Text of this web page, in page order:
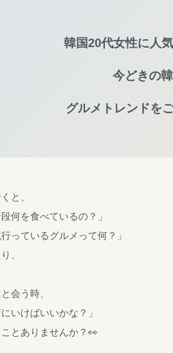
韓国20代女性に人
今どきの
グルメトレンドを
と、
段何を食べているの？」
行っているグルメって何？」
、
会う時、
いけばいいかな？」
とありませんか？👀